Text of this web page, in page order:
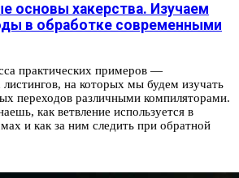
основы хакерства. Изучаем
в обработке современными
практических примеров —
на которых мы будем изучать
переходов различными компиляторами.
как ветвление используется в
и как за ним следить при обратной